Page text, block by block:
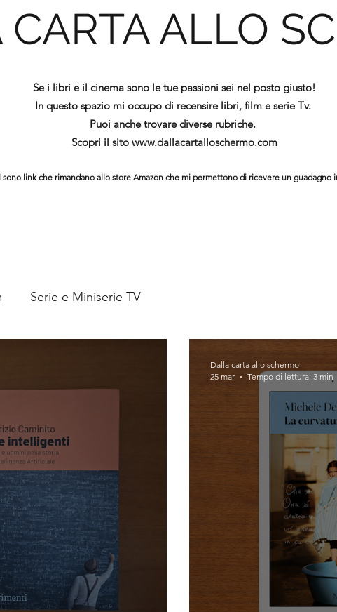
ALLO
Se i libri e il cinema sono le tue passioni sei nel posto giusto!
In questo spazio mi occupo di recensire libri, film e serie Tv.
Puoi anche trovare diverse rubriche.
Scopri il sito www.dallacartalloschermo.com
sono link che rimandano allo store Amazon che mi permettono di ricevere un
Serie e Miniserie TV
Dalla carta allo schermo
25 mar
Tempo di lettura: 3 min